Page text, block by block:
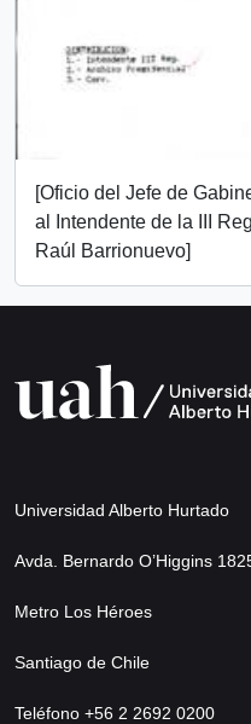
[Oficio del Jefe de
al Intendente de la III
Raúl Barrionuevo]
Universidad Alberto Hurtado
Avda. Bernardo O’Higgins
Metro Los Héroes
Santiago de Chile
Teléfono +56 2 2692 0200